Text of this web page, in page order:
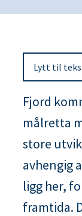
e
r
Lytt til
Fjord
målretta
store
avhengig
ligg her,
framtida.